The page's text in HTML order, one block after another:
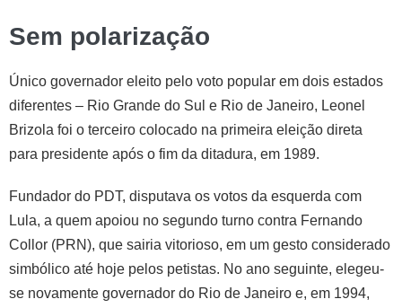
Sem polarização
Único governador eleito pelo voto popular em dois estados
diferentes – Rio Grande do Sul e Rio de Janeiro, Leonel
Brizola foi o terceiro colocado na primeira eleição direta
para presidente após o fim da ditadura, em 1989.
Fundador do PDT, disputava os votos da esquerda com
Lula, a quem apoiou no segundo turno contra Fernando
Collor (PRN), que sairia vitorioso, em um gesto considerado
simbólico até hoje pelos petistas. No ano seguinte, elegeu-
se novamente governador do Rio de Janeiro e, em 1994,